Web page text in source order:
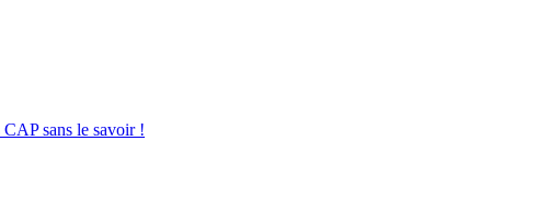
sans le savoir !